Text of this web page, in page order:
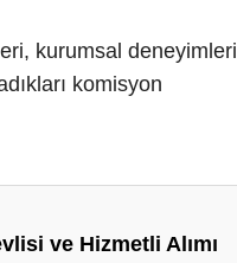
kurumsal deneyimleri
komisyon
ve Hizmetli Alımı